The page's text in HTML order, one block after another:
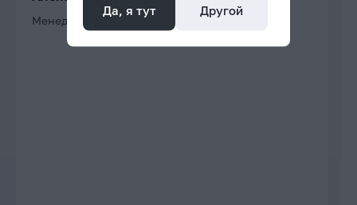
Менеджер проектов
Да, я тут Другой